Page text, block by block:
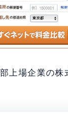
上場企業の